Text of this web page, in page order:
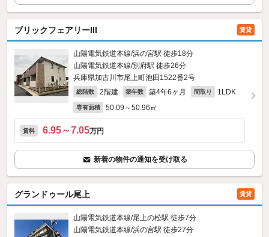
ブリックフェアリーIII 賃貸
山陽電気鉄道本線/浜の宮駅 徒歩18分
山陽電気鉄道本線/別府駅 徒歩26分
兵庫県加古川市尾上町池田1522番2号
総階数 2階建 築年数 築4年6ヶ月 間取り 1LDK
専有面積 50.09～50.96㎡
賃料 6.95～7.05万円
新着の物件の通知を受け取る
グランドゥール尾上 賃貸
山陽電気鉄道本線/尾上の松駅 徒歩7分
山陽電気鉄道本線/浜の宮駅 徒歩27分